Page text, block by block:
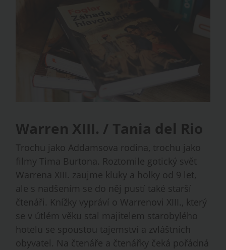
Warren XIII. / Tania del Rio
Trochu jako Addamsova rodina, trochu jako
filmy Tima Burtona. Roztomile gotický svět
Warrena XIII. zaujme kluky a holky od 9 let,
ale s nadšením se do něj pustí také starší
čtenáři. Knížky vypráví o Warrenovi XIII., který
se v útlém věku stal majitelem starobylého
hotelu se spoustou tajemství a zvláštních
obyvatel. Na čtenáře a čtenářky čeká pořádná